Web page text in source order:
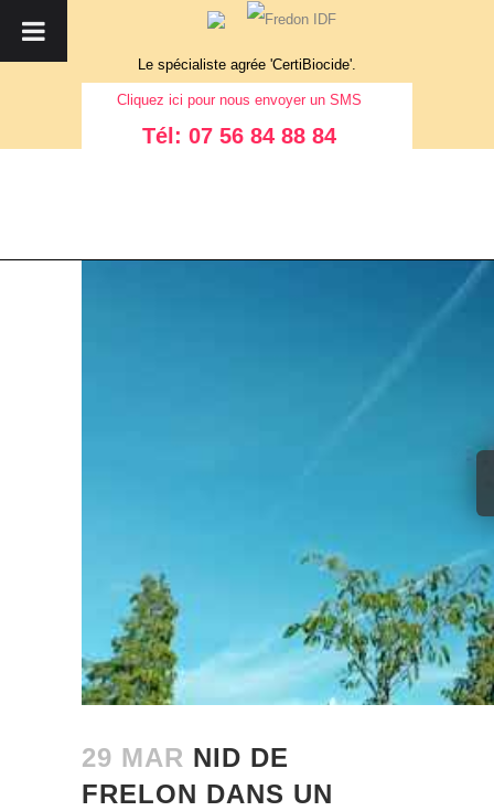
Le spécialiste agrée 'CertiBiocide'.
Cliquez ici pour nous envoyer un SMS
Tél: 07 56 84 88 84
29 MAR NID DE
FRELON DANS UN